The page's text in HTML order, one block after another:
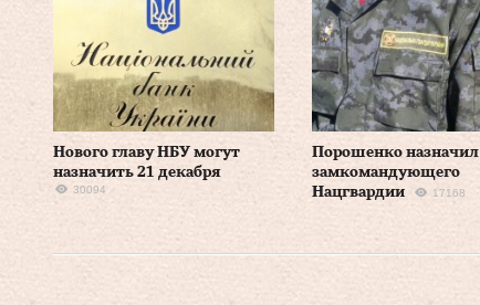
Нового главу НБУ могут
назначить 21 декабря
30094
Порошенко назначил
замкомандующего
Нацгвардии
17168